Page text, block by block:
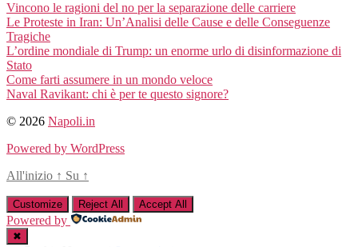
Vincono le ragioni del no per la separazione delle carriere
Le Proteste in Iran: Un’Analisi delle Cause e delle Conseguenze
Tragiche
L’ordine mondiale di Trump: un enorme urlo di disinformazione di
Stato
Come farti assumere in un mondo veloce
Naval Ravikant: chi è per te questo signore?
© 2026 Napoli.in
Powered by WordPress
All'inizio ↑ Su ↑
Customize Reject All Accept All
Powered by
✖